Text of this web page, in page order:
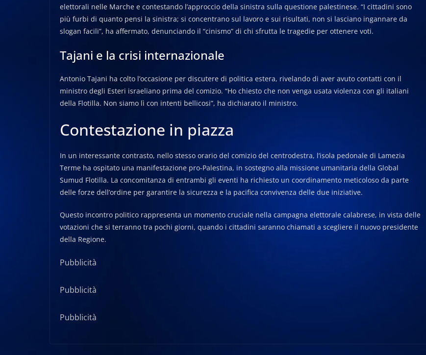
elettorali nelle Marche e contestando l’approccio della sinistra sulla questione palestinese. “I cittadini sono
più furbi di quanto pensi la sinistra; si concentrano sul lavoro e sui risultati, non si lasciano ingannare da
slogan facili”, ha affermato, denunciando il “cinismo” di chi sfrutta le tragedie per ottenere voti.
Tajani e la crisi internazionale
Antonio Tajani ha colto l’occasione per discutere di politica estera, rivelando di aver avuto contatti con il
ministro degli Esteri israeliano prima del comizio. “Ho chiesto che non venga usata violenza con gli italiani
della Flotilla. Non siamo lì con intenti bellicosi”, ha dichiarato il ministro.
Contestazione in piazza
In un interessante contrasto, nello stesso orario del comizio del centrodestra, l’isola pedonale di Lamezia
Terme ha ospitato una manifestazione pro-Palestina, in sostegno alla missione umanitaria della Global
Sumud Flotilla. La concomitanza di entrambi gli eventi ha richiesto un coordinamento meticoloso da parte
delle forze dell’ordine per garantire la sicurezza e la pacifica convivenza delle due iniziative.
Questo incontro politico rappresenta un momento cruciale nella campagna elettorale calabrese, in vista delle
votazioni che si terranno tra pochi giorni, quando i cittadini saranno chiamati a scegliere il nuovo presidente
della Regione.
Pubblicità
Pubblicità
Pubblicità